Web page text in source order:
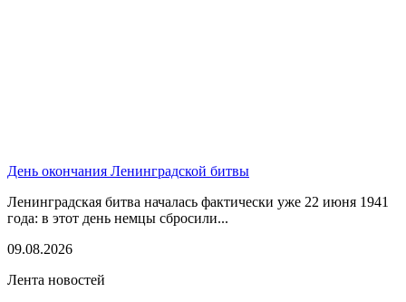
День окончания Ленинградской битвы
Ленинградская битва началась фактически уже 22 июня 1941
года: в этот день немцы сбросили...
09.08.2026
Лента новостей